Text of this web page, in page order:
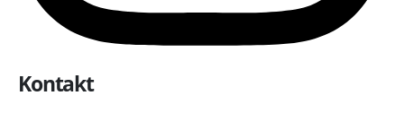
Kontakt